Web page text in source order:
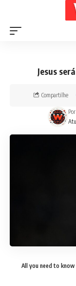
Jesus
Por
Compartilhe
All you need to